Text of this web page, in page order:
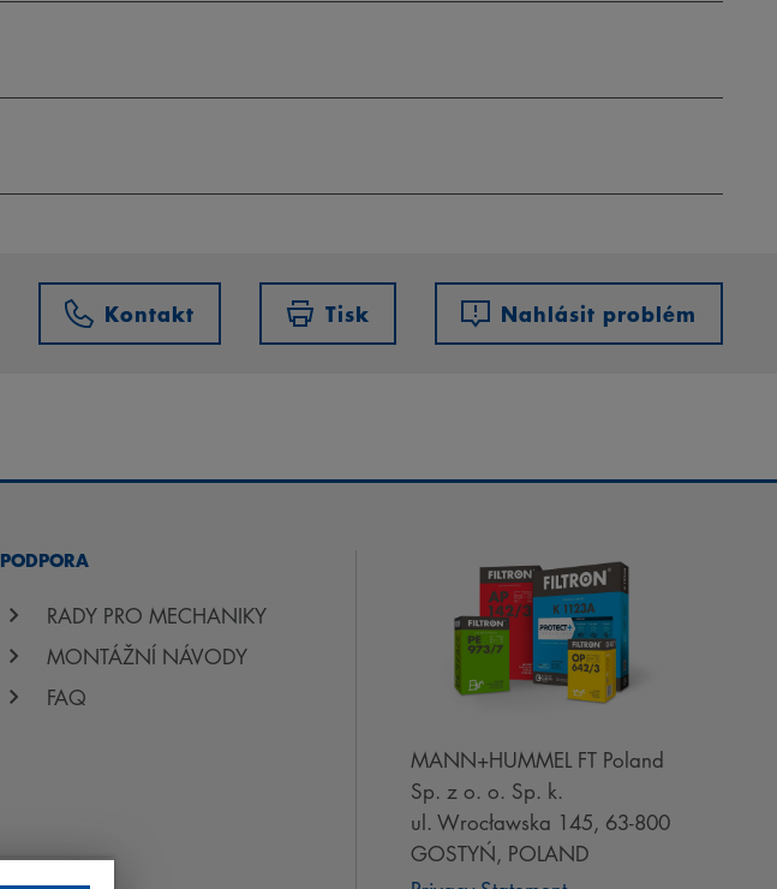
Kontakt Tisk Nahlásit problém
PODPORA
RADY PRO MECHANIKY
MONTÁŽNÍ NÁVODY
FAQ
MANN+HUMMEL FT Poland
Sp. z o. o. Sp. k.
ul. Wrocławska 145, 63-800
GOSTYŃ, POLAND